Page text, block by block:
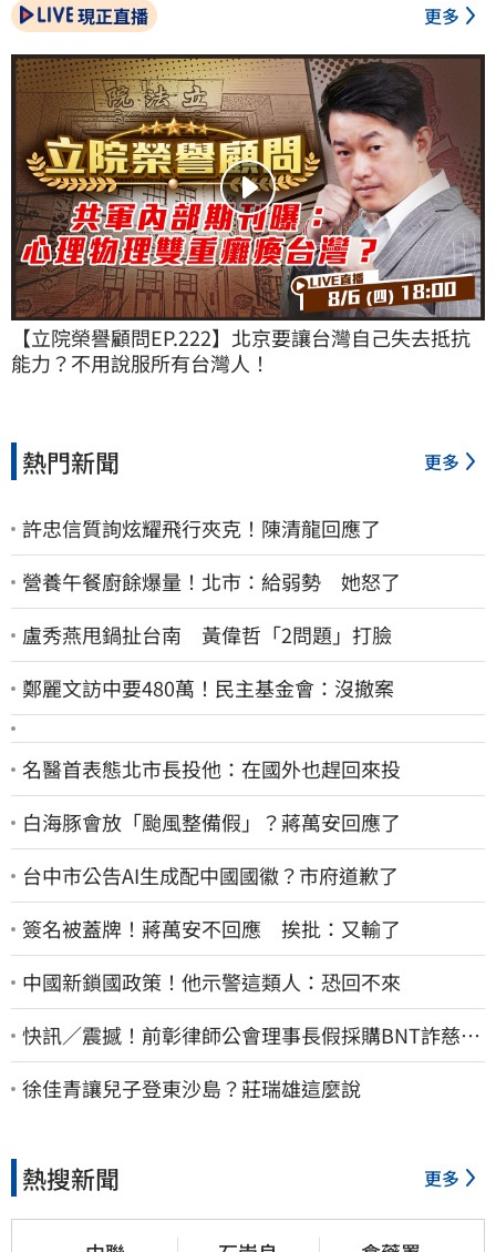
現正直播 更多
【立院榮譽顧問EP.222】北京要讓台灣自己失去抵抗
能力？不用說服所有台灣人！
熱門新聞 更多
許忠信質詢炫耀飛行夾克！陳清龍回應了
營養午餐廚餘爆量！北市：給弱勢 她怒了
盧秀燕甩鍋扯台南 黃偉哲「2問題」打臉
鄭麗文訪中要480萬！民主基金會：沒撤案
名醫首表態北市長投他：在國外也趕回來投
白海豚會放「颱風整備假」？蔣萬安回應了
台中市公告AI生成配中國國徽？市府道歉了
簽名被蓋牌！蔣萬安不回應 挨批：又輸了
中國新鎖國政策！他示警這類人：恐回不來
快訊／震撼！前彰律師公會理事長假採購BNT詐慈濟
10億、洗錢囤232kg黃金
徐佳青讓兒子登東沙島？莊瑞雄這麼說
熱搜新聞 更多